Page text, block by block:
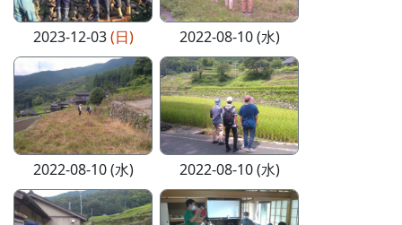
2023-12-03(日) 2022-08-10 (水)
2022-08-10 (水) 2022-08-10 (水)